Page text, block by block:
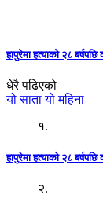
हापुरेमा हत्याको २८
धेरै पढिएको
यो साता यो महिना
१.
हापुरेमा हत्याको २८
२.